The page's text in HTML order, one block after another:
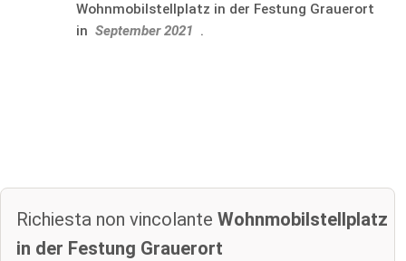
Wohnmobilstellplatz in der Festung Grauerort
in September 2021 .
Richiesta non vincolante Wohnmobilstellplatz
in der Festung Grauerort